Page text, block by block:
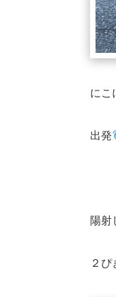
にこ
出発
陽射
２